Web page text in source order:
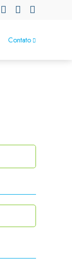
Contato